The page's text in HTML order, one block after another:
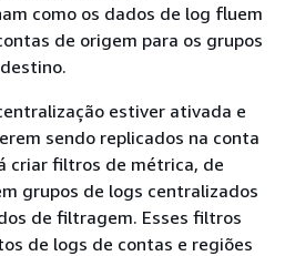
como os dados de log fluem
de origem para os grupos
estiver ativada e
sendo replicados na conta
criar filtros de métrica, de
grupos de logs centralizados
de filtragem. Esses filtros
de logs de contas e regiões